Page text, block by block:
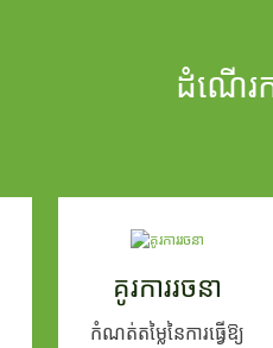
ដំណើរក
គូរការរចនា
កំណត់តម្លៃនៃការធ្វើឱ្យ